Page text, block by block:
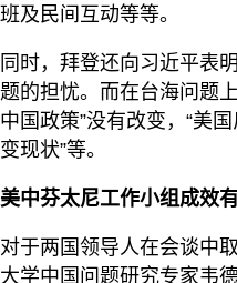
班及民间互动等等。
同时，拜登还向习近平表
题的担忧。而在台海问题
中国政策”没有改变，“美
变现状”等。
美中芬太尼工作小组成效
对于两国领导人在会谈中
大学中国问题研究专家韦